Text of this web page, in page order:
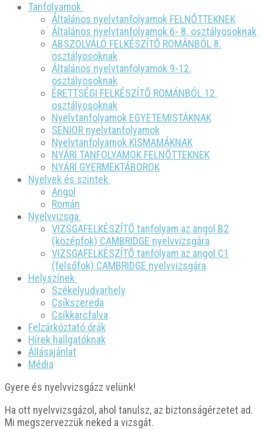
Tanfolyamok
Általános nyelvtanfolyamok FELNŐTTEKNEK
Általános nyelvtanfolyamok 6- 8. osztályosoknak
ABSZOLVÁLÓ FELKÉSZÍTŐ ROMÁNBÓL 8.
osztályosoknak
Általános nyelvtanfolyamok 9-12.
osztályosoknak
ÉRETTSÉGI FELKÉSZÍTŐ ROMÁNBÓL 12.
osztályosoknak
Nyelvtanfolyamok EGYETEMISTÁKNAK
SENIOR nyelvtanfolyamok
Nyelvtanfolyamok KISMAMÁKNAK
NYÁRI TANFOLYAMOK FELNŐTTEKNEK
NYÁRI GYERMEKTÁBOROK
Nyelvek és szintek
Angol
Román
Nyelvvizsga
VIZSGAFELKÉSZÍTŐ tanfolyam az angol B2
(középfok) CAMBRIDGE nyelvvizsgára
VIZSGAFELKÉSZÍTŐ tanfolyam az angol C1
(felsőfok) CAMBRIDGE nyelvvizsgára
Helyszínek
Székelyudvarhely
Csíkszereda
Csíkkarcfalva
Felzárkóztató órák
Hírek hallgatóknak
Állásajánlat
Média
Gyere és nyelvvizsgázz velünk!
Ha ott nyelvvizsgázol, ahol tanulsz, az biztonságérzetet ad.
Mi megszervezzük neked a vizsgát.